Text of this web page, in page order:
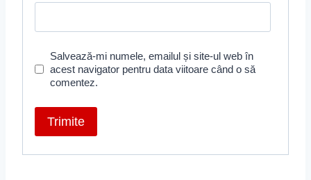
Salvează-mi numele, emailul și site-ul web în
acest navigator pentru data viitoare când o să
comentez.